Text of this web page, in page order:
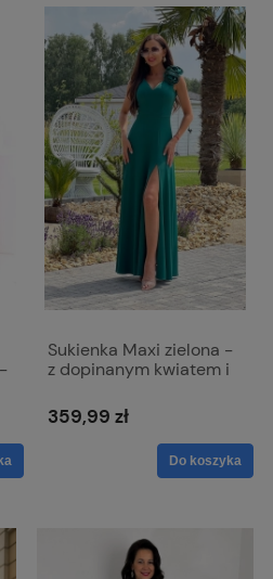
Sukienka Maxi zielona -
z dopinanym kwiatem i
359,99 zł
Do koszyka